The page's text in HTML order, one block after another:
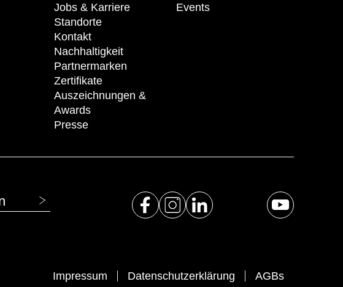
Jobs & Karriere
Standorte
Kontakt
Nachhaltigkeit
Partnermarken
Zertifikate
Auszeichnungen &
Awards
Presse
Events
Impressum Datenschutzerklärung AGBs